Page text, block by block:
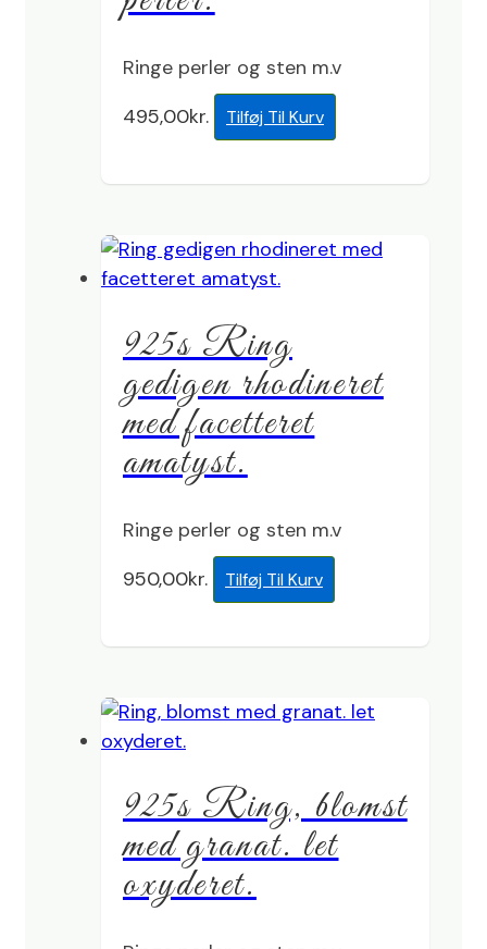
Ringe perler og sten m.v
495,00kr. Tilføj Til Kurv
925s Ring
gedigen rhodineret
med facetteret
amatyst.
Ringe perler og sten m.v
950,00kr. Tilføj Til Kurv
925s Ring, blomst
med granat. let
oxyderet.